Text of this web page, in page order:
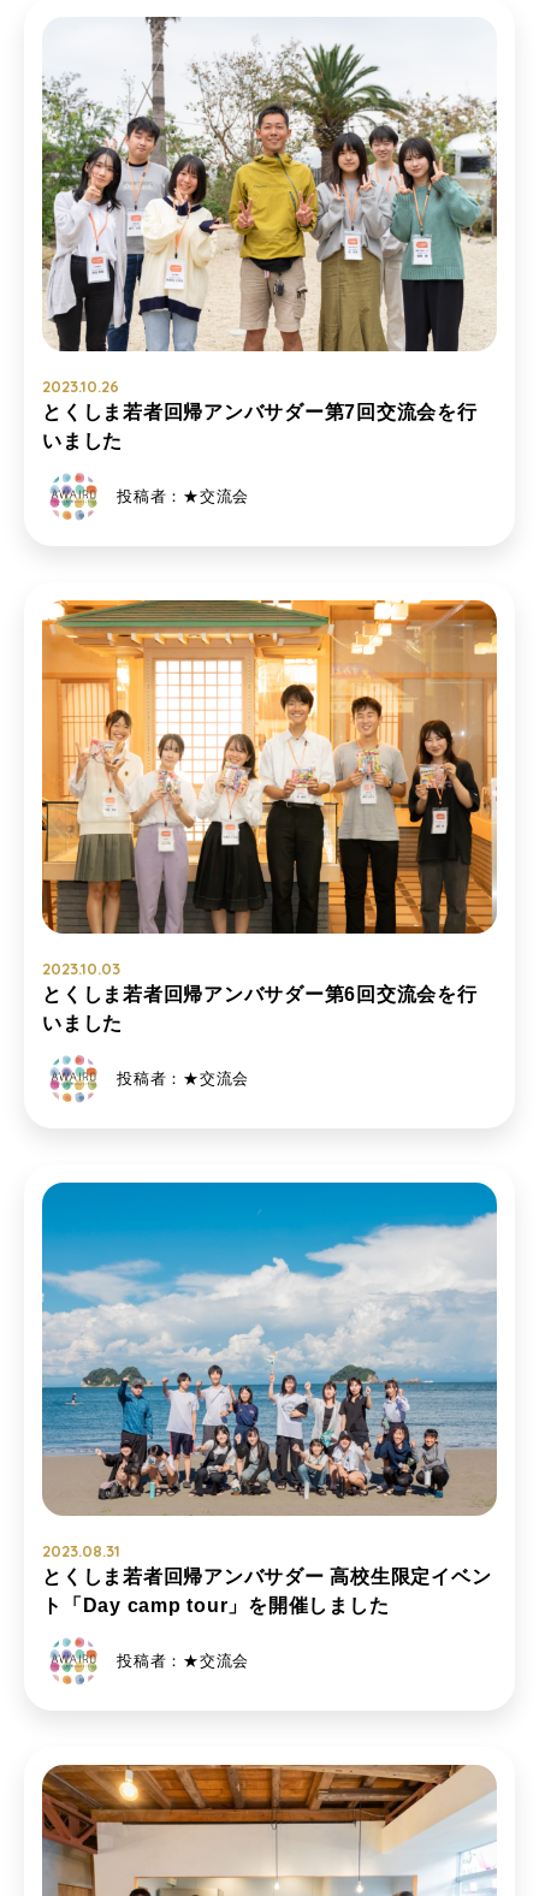
2023.10.26
とくしま若者回帰アンバサダー第7回交流会を行
いました
投稿者：★交流会
2023.10.03
とくしま若者回帰アンバサダー第6回交流会を行
いました
投稿者：★交流会
2023.08.31
とくしま若者回帰アンバサダー 高校生限定イベン
ト「Day camp tour」を開催しました
投稿者：★交流会